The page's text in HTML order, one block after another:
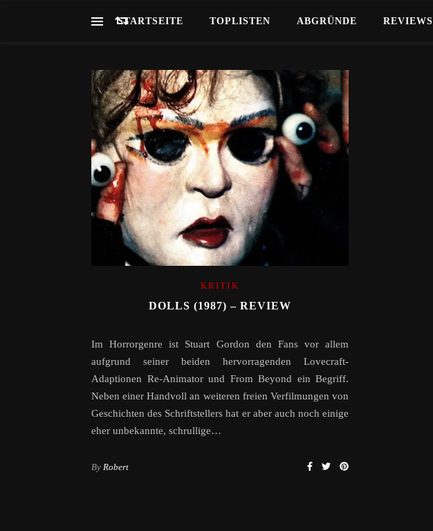
STARTSEITE TOPLISTEN ABGRÜNDE REVIEWS
KRITIK
DOLLS (1987) – REVIEW
Im Horrorgenre ist Stuart Gordon den Fans vor allem
aufgrund seiner beiden hervorragenden Lovecraft-
Adaptionen Re-Animator und From Beyond ein Begriff.
Neben einer Handvoll an weiteren freien Verfilmungen von
Geschichten des Schriftstellers hat er aber auch noch einige
eher unbekannte, schrullige…
By Robert